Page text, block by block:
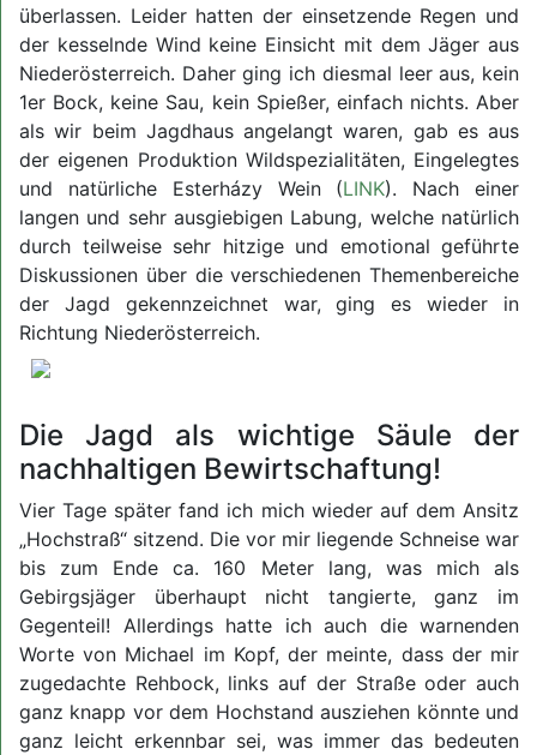
überlassen. Leider hatten der einsetzende Regen und
der kesselnde Wind keine Einsicht mit dem Jäger aus
Niederösterreich. Daher ging ich diesmal leer aus, kein
1er Bock, keine Sau, kein Spießer, einfach nichts. Aber
als wir beim Jagdhaus angelangt waren, gab es aus
der eigenen Produktion Wildspezialitäten, Eingelegtes
und natürliche Esterházy Wein (LINK). Nach einer
langen und sehr ausgiebigen Labung, welche natürlich
durch teilweise sehr hitzige und emotional geführte
Diskussionen über die verschiedenen Themenbereiche
der Jagd gekennzeichnet war, ging es wieder in
Richtung Niederösterreich.
Die Jagd als wichtige Säule der
nachhaltigen Bewirtschaftung!
Vier Tage später fand ich mich wieder auf dem Ansitz
„Hochstraß“ sitzend. Die vor mir liegende Schneise war
bis zum Ende ca. 160 Meter lang, was mich als
Gebirgsjäger überhaupt nicht tangierte, ganz im
Gegenteil! Allerdings hatte ich auch die warnenden
Worte von Michael im Kopf, der meinte, dass der mir
zugedachte Rehbock, links auf der Straße oder auch
ganz knapp vor dem Hochstand ausziehen könnte und
ganz leicht erkennbar sei, was immer das bedeuten